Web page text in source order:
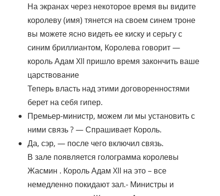
На экранах через некоторое время вы видите
королеву (имя) тянется на своем синем троне
вы можете ясно видеть ее киску и серьгу с
синим бриллиантом, Королева говорит —
король Адам XII пришло время закончить ваше
царствование
Теперь власть над этими договоренностями
берет на себя гипер.
Премьер-министр, можем ли мы установить с
ними связь ? — Спрашивает Король.
Да, сэр, — после чего включил связь.
В зале появляется голограмма королевы
Жасмин . Король Адам XII на это – все
немедленно покидают зал.- Министры и